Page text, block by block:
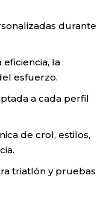
durante
la
esfuerzo.
a cada perfil
de crol, estilos,
triatlón y pruebas